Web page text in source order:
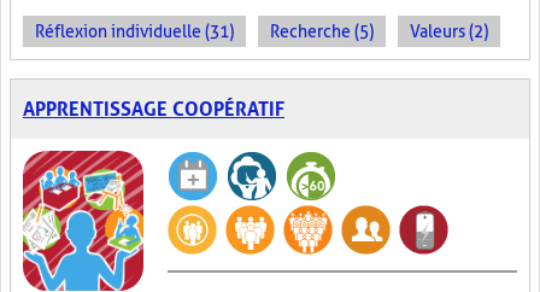
Réflexion individuelle (31) Recherche (5) Valeurs (2)
APPRENTISSAGE COOPÉRATIF